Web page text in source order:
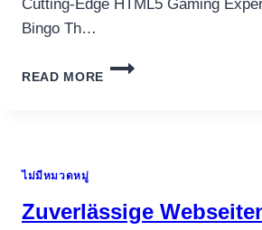
Cutting-Edge HTML5 Gaming
Bingo Th…
READ MORE
CUTTING-
ไม่มีหมวดหมู่
Zuverlässige